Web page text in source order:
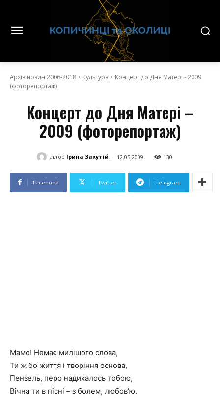
Архів новин 2006-2018 Культура
Концерт до Дня Матері - 2009
(фоторепортаж)
Концерт до Дня Матері –
2009 (фоторепортаж)
автор Ірина Закутій - 12.05.2009 130
Facebook Twitter Telegram
Мамо! Немає милішого слова,
Ти ж бо життя і творіння основа,
Пензель, перо надихалось тобою,
Вічна ти в пісні – з болем, любов’ю.